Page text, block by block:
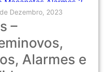
Dezembro, 2023
–
Alarmes e